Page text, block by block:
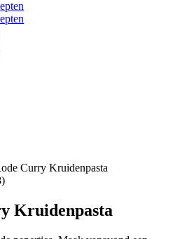
Curry Kruidenpasta
Kruidenpasta